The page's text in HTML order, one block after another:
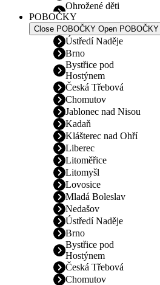
Ohrožené děti
POBOČKY
Close POBOČKY Open POBOČKY
Ústředí Naděje
Brno
Bystřice pod
Hostýnem
Česká Třebová
Chomutov
Jablonec nad Nisou
Kadaň
Klášterec nad Ohří
Liberec
Litoměřice
Litomyšl
Lovosice
Mladá Boleslav
Nedašov
Ústředí Naděje
Brno
Bystřice pod
Hostýnem
Česká Třebová
Chomutov